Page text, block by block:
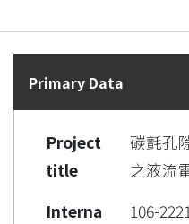
Statistics
Primary Data
Project
title
碳氈孔
之液流
Interna
106-